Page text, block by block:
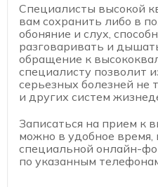
Специалисты высокой
вам сохранить либо в
обоняние и слух,
разговаривать и
обращение к
специалисту позволит
серьезных болезней не
и других систем
Записаться на прием к
можно в удобное
специальной онлайн-
по указанным